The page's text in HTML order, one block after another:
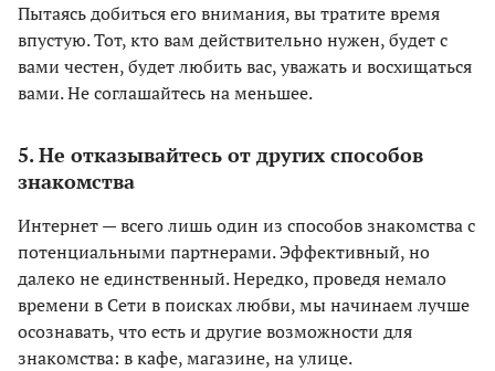
Пытаясь добиться его внимания, вы тратите время
впустую. Тот, кто вам действительно нужен, будет с
вами честен, будет любить вас, уважать и восхищаться
вами. Не соглашайтесь на меньшее.
5. Не отказывайтесь от других способов
знакомства
Интернет — всего лишь один из способов знакомства с
потенциальными партнерами. Эффективный, но
далеко не единственный. Нередко, проведя немало
времени в Сети в поисках любви, мы начинаем лучше
осознавать, что есть и другие возможности для
знакомства: в кафе, магазине, на улице.